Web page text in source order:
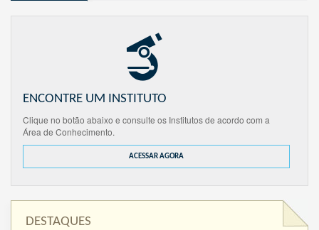
ENCONTRE UM INSTITUTO
Clique no botão abaixo e consulte os Institutos de acordo com a
Área de Conhecimento.
ACESSAR AGORA
DESTAQUES